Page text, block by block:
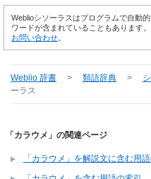
Weblioシソーラスはプログラムで自動
ワードが含まれていることもあります
お問い合わせ
Weblio 辞書 > 類語辞典 >
ーラス
「カラウメ」の関連ページ
「カラウメ」を解説文に含む用